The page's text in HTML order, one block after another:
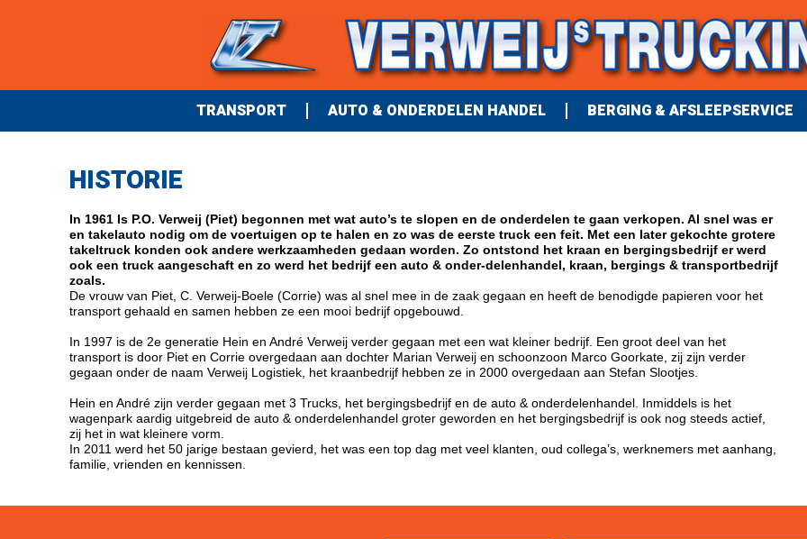
TRANSPORT AUTO & ONDERDELEN HANDEL BERGING & AFSLEEPSERVICE
HISTORIE
In 1961 Is P.O. Verweij (Piet) begonnen met wat auto’s te slopen en de onderdelen te gaan verkopen. Al snel was er
en takelauto nodig om de voertuigen op te halen en zo was de eerste truck een feit. Met een later gekochte grotere
takeltruck konden ook andere werkzaamheden gedaan worden. Zo ontstond het kraan en bergingsbedrijf er werd
ook een truck aangeschaft en zo werd het bedrijf een auto & onder-delenhandel, kraan, bergings & transportbedrijf
zoals.
De vrouw van Piet, C. Verweij-Boele (Corrie) was al snel mee in de zaak gegaan en heeft de benodigde papieren voor het
transport gehaald en samen hebben ze een mooi bedrijf opgebouwd.
In 1997 is de 2e generatie Hein en André Verweij verder gegaan met een wat kleiner bedrijf. Een groot deel van het
transport is door Piet en Corrie overgedaan aan dochter Marian Verweij en schoonzoon Marco Goorkate, zij zijn verder
gegaan onder de naam Verweij Logistiek, het kraanbedrijf hebben ze in 2000 overgedaan aan Stefan Slootjes.
Hein en André zijn verder gegaan met 3 Trucks, het bergingsbedrijf en de auto & onderdelenhandel. Inmiddels is het
wagenpark aardig uitgebreid de auto & onderdelenhandel groter geworden en het bergingsbedrijf is ook nog steeds actief,
zij het in wat kleinere vorm.
In 2011 werd het 50 jarige bestaan gevierd, het was een top dag met veel klanten, oud collega’s, werknemers met aanhang,
familie, vrienden en kennissen.